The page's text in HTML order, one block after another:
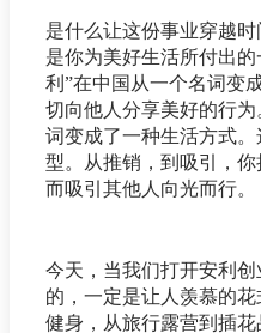
是什么让这份事业穿越
是你为美好生活所付出
利”在中国从一个名词变
切向他人分享美好的行
词变成了一种生活方式
型。从推销，到吸引，
而吸引其他人向光而行。
今天，当我们打开安利
的，一定是让人羡慕的
健身，从旅行露营到插